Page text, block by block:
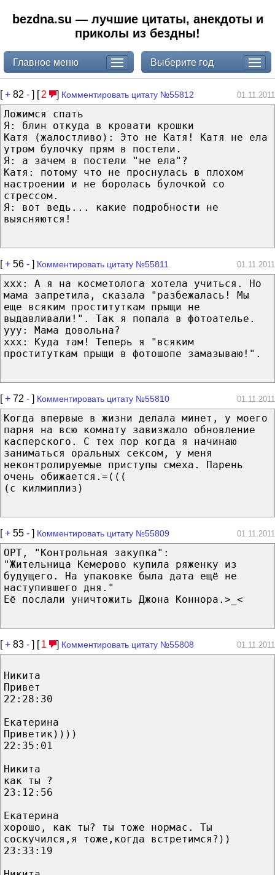
bezdna.su — лучшие цитаты, анекдоты и
приколы из бездны!
Главное меню Выберите год
[+ 82 - ] [ 2 ] Комментировать цитату №55812 01.11.2011
Ложимся спать
Я: блин откуда в кровати крошки
Катя (жалостливо): Это не Катя! Катя не ела
утром булочку прям в постели.
Я: а зачем в постели "не ела"?
Катя: потому что не проснулась в плохом
настроении и не боролась булочкой со
стрессом.
Я: вот ведь... какие подробности не
выясняются!
[+ 56 - ] Комментировать цитату №55811 01.11.2011
xxx: А я на косметолога хотела учиться. Но
мама запретила, сказала "разбежалась! Мы
еще всяким проституткам прыщи не
выдавливали!". Так я попала в фотоателье.
yyy: Мама довольна?
xxx: Куда там! Теперь я "всяким
проституткам прыщи в фотошопе замазываю!".
[+ 72 - ] Комментировать цитату №55810 01.11.2011
Когда впервые в жизни делала минет, у моего
парня на всю комнату завизжало обновление
касперского. С тех пор когда я начинаю
заниматься оральных сексом, у меня
неконтролируемые приступы смеха. Парень
очень обижается.=(((
(с килмиплиз)
[+ 55 - ] Комментировать цитату №55809 01.11.2011
ОРТ, "Контрольная закупка":
"Жительница Кемерово купила ряженку из
будущего. На упаковке была дата ещё не
наступившего дня."
Её послали уничтожить Джона Коннора.>_<
[+ 83 - ] [ 1 ] Комментировать цитату №55808 01.11.2011
Никита
Привет
22:28:30
Екатерина
Приветик))))
22:35:01
Никита
как ты ?
23:12:56
Екатерина
хорошо, как ты? ты тоже нормас. Ты
соскучился,я тоже,когда встретимся?))
23:33:19